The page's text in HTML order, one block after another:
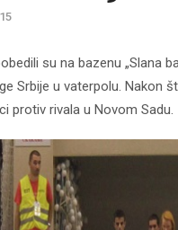
su na bazenu „Slana
Srbije u vaterpolu. Nakon
protiv rivala u Novom Sadu.